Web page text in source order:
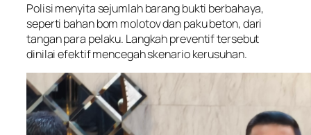
Polisi menyita sejumlah barang bukti berbahaya,
seperti bahan bom molotov dan paku beton, dari
tangan para pelaku. Langkah preventif tersebut
dinilai efektif mencegah skenario kerusuhan.